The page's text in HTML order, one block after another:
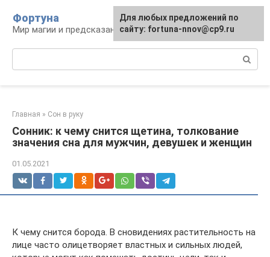
контенту
Фортуна
Мир магии и предсказаний
Главная » Сон в руку
Сонник: к чему снится щетина, толкование
значения сна для мужчин, девушек и женщин
01.05.2021
К чему снится борода. В сновидениях растительность на
лице часто олицетворяет властных и сильных людей,
Для любых предложений по
сайту: fortuna-nnov@cp9.ru